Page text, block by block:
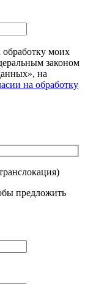
обработку моих
законом
на
на обработку
предложить